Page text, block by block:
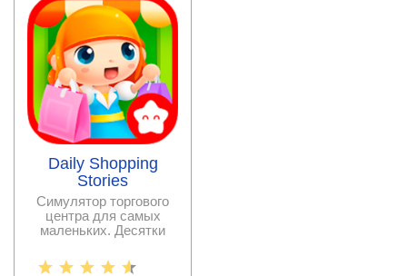
Daily Shopping
Stories
Симулятор торгового
центра для самых
маленьких. Десятки
которые